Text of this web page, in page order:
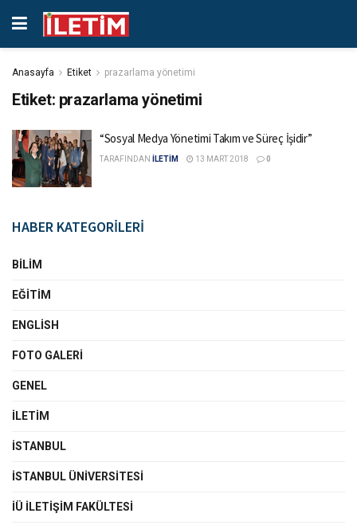
Anasayfa Etiket prazarlama yönetimi
Etiket: prazarlama yönetimi
“Sosyal Medya Yönetimi Takım ve Süreç İşidir”
TARAFINDAN İLETİM 13 MART 2018 0
HABER KATEGORİLERİ
BILIM
EĞITIM
ENGLISH
FOTO GALERI
GENEL
İLETIM
İSTANBUL
İSTANBUL ÜNIVERSITESI
İÜ İLETIŞIM FAKÜLTESI